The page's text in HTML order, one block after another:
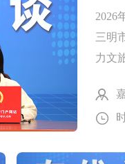
2026
三明
力文
问，